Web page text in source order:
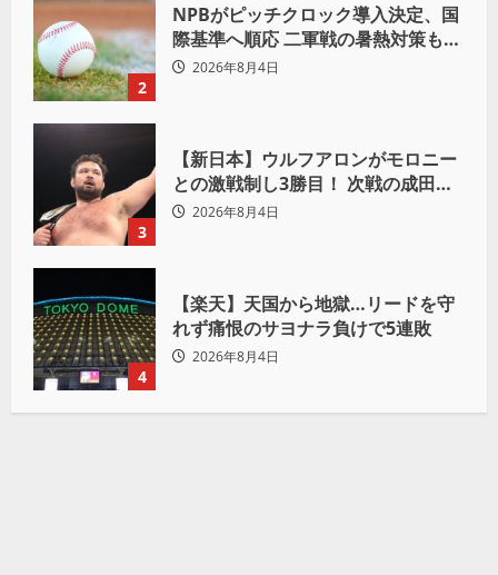
2
NPBがピッチクロック導入決定、国
際基準へ順応 二軍戦の暑熱対策も柔
軟運用へ
2026年8月4日
3
【新日本】ウルフアロンがモロニー
との激戦制し3勝目！ 次戦の成田蓮
へ宣言「アイツの王道を俺の王道で
2026年8月4日
4
【楽天】天国から地獄…リードを守
れず痛恨のサヨナラ負けで5連敗
2026年8月4日